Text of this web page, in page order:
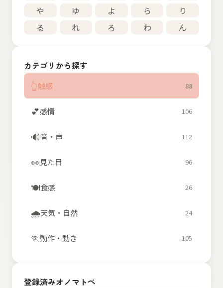
や
ゆ よ ら
り
る
れ ろ わ ん
カテゴリから探す
👆触感 88
💕感情 106
🔊音・声 112
👀見た目 96
🍽️食感 26
🌧️天気・自然 24
🏃動作・動き 105
登録済みオノマトペ